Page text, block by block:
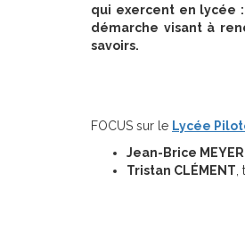
qui exercent en lycée
démarche visant à
savoirs.
FOCUS sur le Lycée
Jean-Brice MEYER
Tristan CLÉMENT